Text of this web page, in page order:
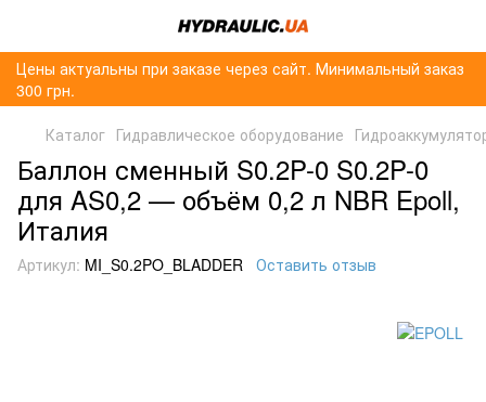
Цены актуальны при заказе через сайт. Минимальный заказ
300 грн.
Каталог Гидравлическое оборудование
Баллон сменный S0.2P-0 S0.2P-0
для AS0,2 — объём 0,2 л NBR Epoll,
Италия
Артикул: MI_S0.2PO_BLADDER Оставить отзыв